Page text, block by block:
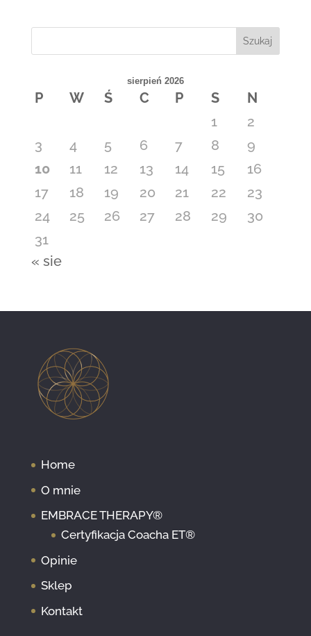
Szukaj
sierpień 2026
P W Ś C P S
N
1
2
3
4 5 6 7 8
9
10
11 12 13 14 15
16
17
18 19 20 21 22
23
24
25 26 27 28 29
30
31
« sie
Home
O mnie
EMBRACE THERAPY®
Certyfikacja Coacha ET®
Opinie
Sklep
Kontakt